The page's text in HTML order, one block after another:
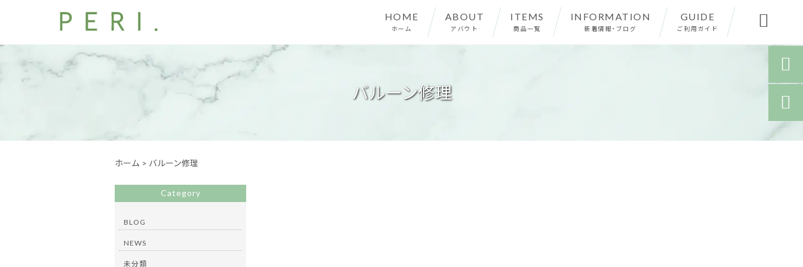
HOME
ホーム
ABOUT
アバウト
ITEMS
商品一覧
INFORMATION
新着情報・ブログ
GUIDE
ご利用ガイド 
バルーン修理
ホーム > バルーン修理
Category
BLOG
NEWS
未分類

